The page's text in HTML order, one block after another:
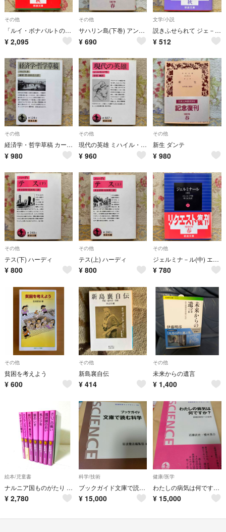
その他
「ルイ・ボナパルトのブリュメ－ル十八日」 カール・ハインリヒ・マルクス
¥ 2,095
その他
サハリン島(下巻) アント－ン・パ－ヴロヴィチ・チェ－ホフ
¥ 690
文学/小説
説きふせられて ジェ－ン・オ－スティン
¥ 512
その他
経済学・哲学草稿 カール・ハインリヒ・マルクス
¥ 980
その他
現代の英雄 ミハイル・ユ－リエヴィチ・レ－ルモントフ
¥ 960
その他
新生 ダンテ
¥ 980
その他
テス(下) ハーディ
¥ 800
その他
テス(上) ハーディ
¥ 800
その他
ジェルミナ－ル(中) エミール・ゾラ
¥ 780
その他
貧困を考えよう
¥ 600
その他
新島襄自伝
¥ 414
その他
未来からの遺言
¥ 1,400
絵本/児童書
ナルニア国ものがたり 全7冊セット C.S.ルイス 岩波少年文庫
¥ 2,780
科学/技術
ブックガイド文庫で読む科学
¥ 15,000
健康/医学
わたしの病気は何ですか？
¥ 15,000